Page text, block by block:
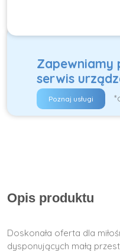
Zapewniamy
serwis
Poznaj usługi
Opis produktu
Doskonała oferta dla
dysponujących małą